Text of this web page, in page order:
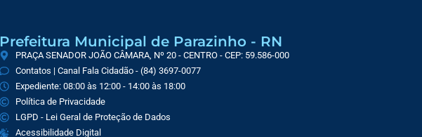
Prefeitura Municipal de Parazinho - RN
PRAÇA SENADOR JOÃO CÂMARA, Nº 20 - CENTRO - CEP: 59.586-000
Contatos | Canal Fala Cidadão - (84) 3697-0077
Expediente: 08:00 às 12:00 - 14:00 às 18:00
Política de Privacidade
LGPD - Lei Geral de Proteção de Dados
Acessibilidade Digital